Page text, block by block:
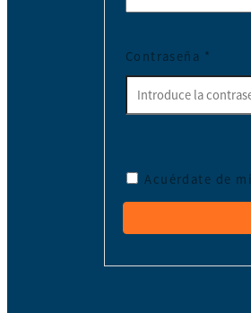
Contraseña *
Acuérdate de mí